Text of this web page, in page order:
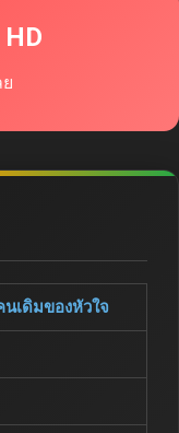
เดิมของหัวใจ